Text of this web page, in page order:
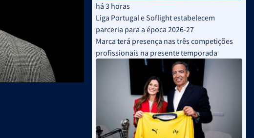
há 3 horas
Liga Portugal e Soflight estabelecem
parceria para a época 2026-27
Marca terá presença nas três competições
profissionais na presente temporada